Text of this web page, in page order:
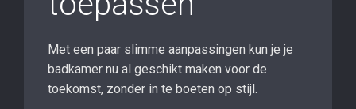
Met een paar slimme aanpassingen kun je je
badkamer nu al geschikt maken voor de
toekomst, zonder in te boeten op stijl.